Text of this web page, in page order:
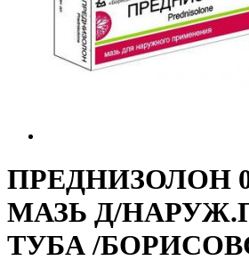
ПРЕДНИЗОЛОН
МАЗЬ Д/
ТУБА /